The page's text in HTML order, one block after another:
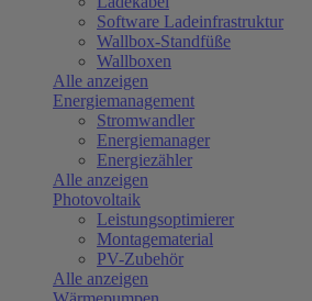
Software Ladeinfrastruktur
Wallbox-Standfüße
Wallboxen
Alle anzeigen
Energiemanagement
Stromwandler
Energiemanager
Energiezähler
Alle anzeigen
Photovoltaik
Leistungsoptimierer
Montagematerial
PV-Zubehör
Alle anzeigen